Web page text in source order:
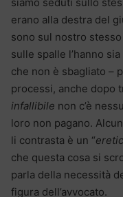
erano alla destra del
sono sul nostro
sulle spalle l’hanno
che non è sbagliato –
processi, anche dopo
infallibile non c’è
loro non pagano.
li contrasta è un “
che questa cosa si
parla della necessità
figura dell’avvocato.